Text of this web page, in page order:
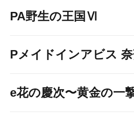
PA野生の王国Ⅵ
Pメイドインアビス
e花の慶次〜黄金の一